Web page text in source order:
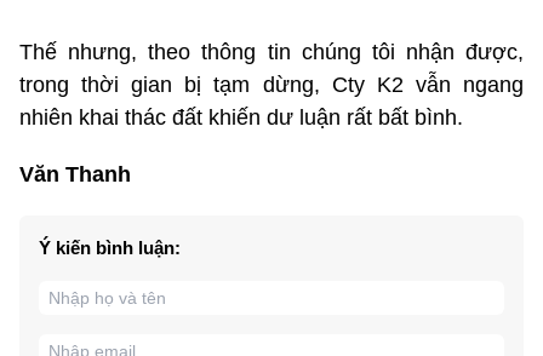
Thế nhưng, theo thông tin chúng tôi nhận được,
trong thời gian bị tạm dừng, Cty K2 vẫn ngang
nhiên khai thác đất khiến dư luận rất bất bình.
Văn Thanh
Ý kiến bình luận: